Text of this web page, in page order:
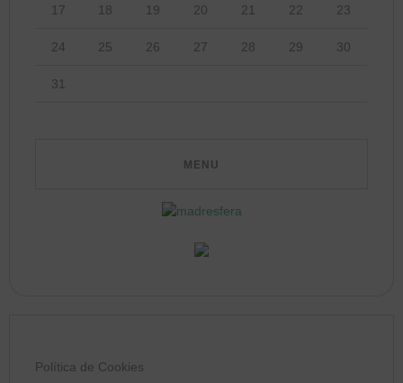
17 18 19 20 21 22 23
24 25 26 27 28 29 30
31
Política de Cookies